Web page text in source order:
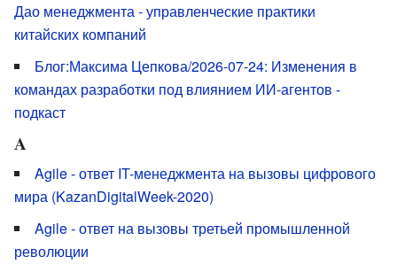
Дао менеджмента - управленческие практики
китайских компаний
Блог:Максима Цепкова/2026-07-24: Изменения в
командах разработки под влиянием ИИ-агентов -
подкаст
A
Agile - ответ IT-менеджмента на вызовы цифрового
мира (KazanDigitalWeek-2020)
Agile - ответ на вызовы третьей промышленной
революции